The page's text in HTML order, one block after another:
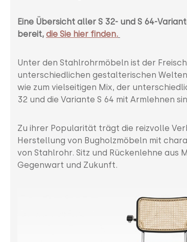
Eine Übersicht aller S 32- und S 64-
bereit, die Sie hier finden.
Unter den Stahlrohrmöbeln ist der
unterschiedlichen gestalterischen
wie zum vielseitigen Mix, der
32 und die Variante S 64 mit Armlehnen
Zu ihrer Popularität trägt die reizvolle
Herstellung von Bugholzmöbeln mit
von Stahlrohr. Sitz und Rückenlehne aus
Gegenwart und Zukunft.